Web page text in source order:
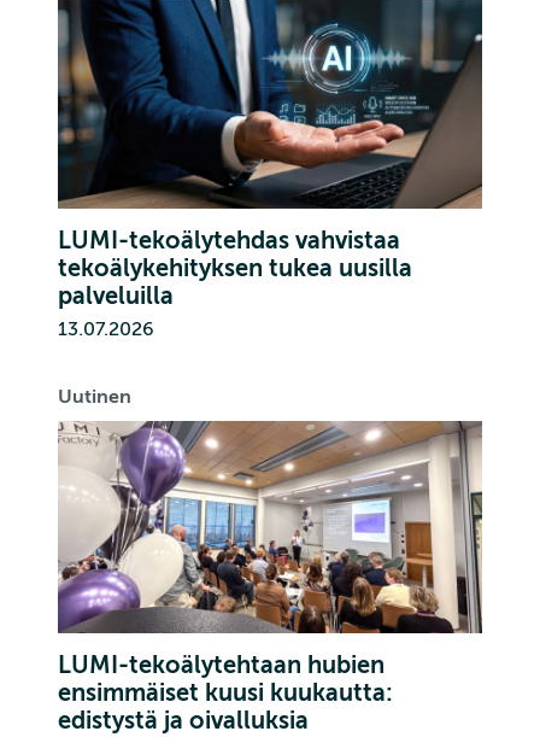
LUMI-tekoälytehdas vahvistaa
tekoälykehityksen tukea uusilla
palveluilla
13.07.2026
Uutinen
LUMI-tekoälytehtaan hubien
ensimmäiset kuusi kuukautta:
edistystä ja oivalluksia